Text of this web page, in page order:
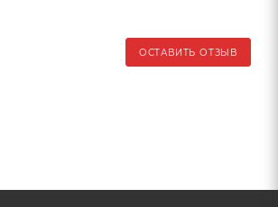
ОСТАВИТЬ ОТЗЫВ